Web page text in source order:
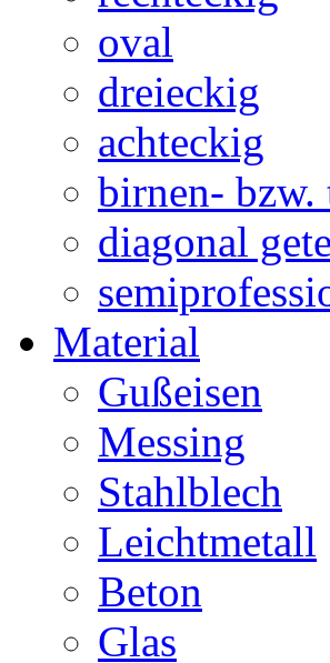
oval
dreieckig
achteckig
birnen-
diagonal
Material
Gußeisen
Messing
Stahlblech
Leichtmetall
Beton
Glas